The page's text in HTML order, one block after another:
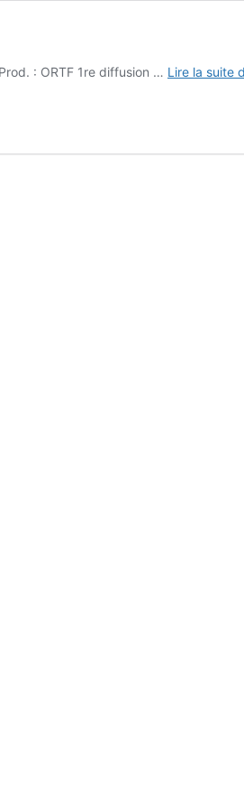
: ORTF 1re diffusion … Lire la suite